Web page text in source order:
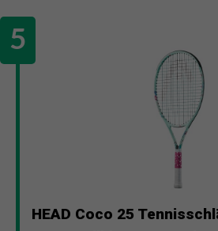
HEAD Coco 25